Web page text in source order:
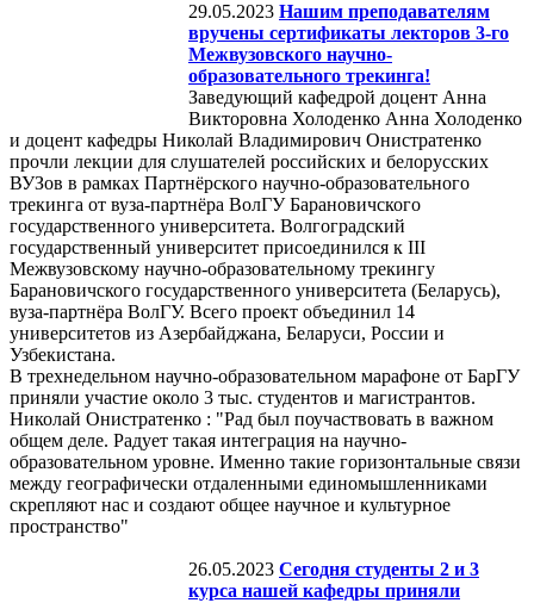
29.05.2023 Нашим преподавателям
вручены сертификаты лекторов 3-го
Межвузовского научно-
образовательного трекинга!
Заведующий кафедрой доцент Анна
Викторовна Холоденко Анна Холоденко
и доцент кафедры Николай Владимирович Онистратенко
прочли лекции для слушателей российских и белорусских
ВУЗов в рамках Партнёрского научно-образовательного
трекинга от вуза-партнёра ВолГУ Барановичского
государственного университета. Волгоградский
государственный университет присоединился к III
Межвузовскому научно-образовательному трекингу
Барановичского государственного университета (Беларусь),
вуза-партнёра ВолГУ. Всего проект объединил 14
университетов из Азербайджана, Беларуси, России и
Узбекистана.
В трехнедельном научно-образовательном марафоне от БарГУ
приняли участие около 3 тыс. студентов и магистрантов.
Николай Онистратенко : "Рад был поучаствовать в важном
общем деле. Радует такая интеграция на научно-
образовательном уровне. Именно такие горизонтальные связи
между географически отдаленными единомышленниками
скрепляют нас и создают общее научное и культурное
пространство"
26.05.2023 Сегодня студенты 2 и 3
курса нашей кафедры приняли